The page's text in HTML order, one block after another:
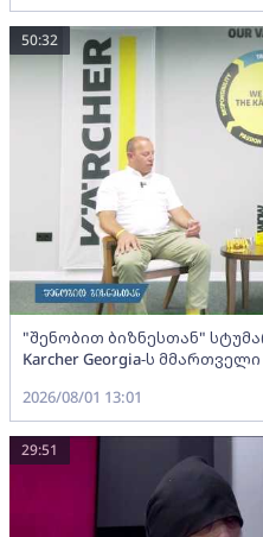
"შენობით ბიზნესთან"
Karcher Georgia-ს
50:32
2026/08/01 13:01
29:51